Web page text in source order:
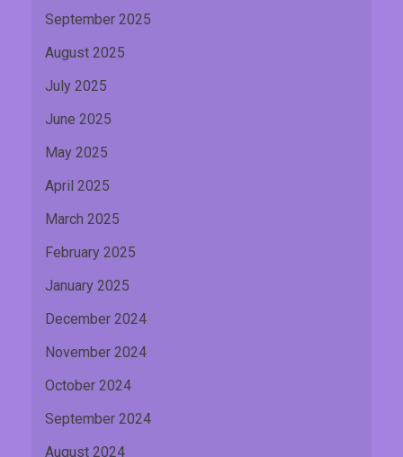
September 2025
August 2025
July 2025
June 2025
May 2025
April 2025
March 2025
February 2025
January 2025
December 2024
November 2024
October 2024
September 2024
August 2024